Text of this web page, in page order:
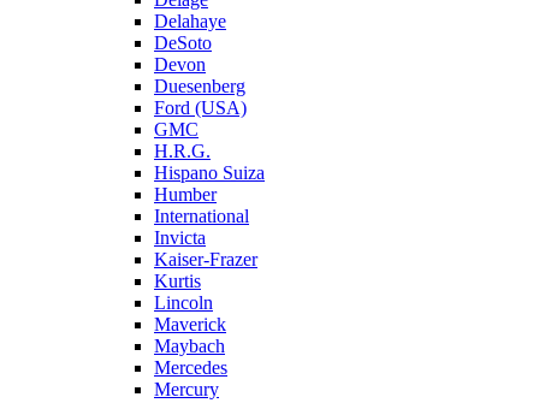
Delahaye
DeSoto
Devon
Duesenberg
Ford (USA)
GMC
H.R.G.
Hispano Suiza
Humber
International
Invicta
Kaiser-Frazer
Kurtis
Lincoln
Maverick
Maybach
Mercedes
Mercury